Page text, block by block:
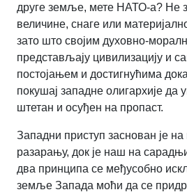
друге земље, мете НАТО-а? Не
величине, снаге или
зато што својим духовно-
представљају цивилизацију и
постојањем и достигнућима
покушај западне олигархије да
штетан и осуђен на пропаст.
Западни приступ заснован је
разарању, док је наш на
два принципа се међусобно
земље Запада моћи да се